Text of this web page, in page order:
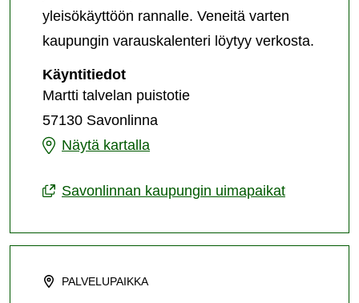
yleisökäyttöön rannalle. Veneitä varten
kaupungin varauskalenteri löytyy verkosta.
KäyntitiedotKoulukadun
uimaranta
Martti talvelan puistotie
57130 Savonlinna
Näytä kartalla
Koulukadun
Savonlinnan kaupungin uimapaikat
PALVELUPAIKKA